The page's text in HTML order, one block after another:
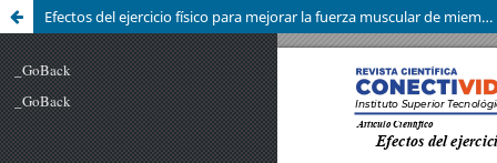
Efectos del ejercicio físico para mejorar la fuerza muscular de miembros inferiores en adultos mayores